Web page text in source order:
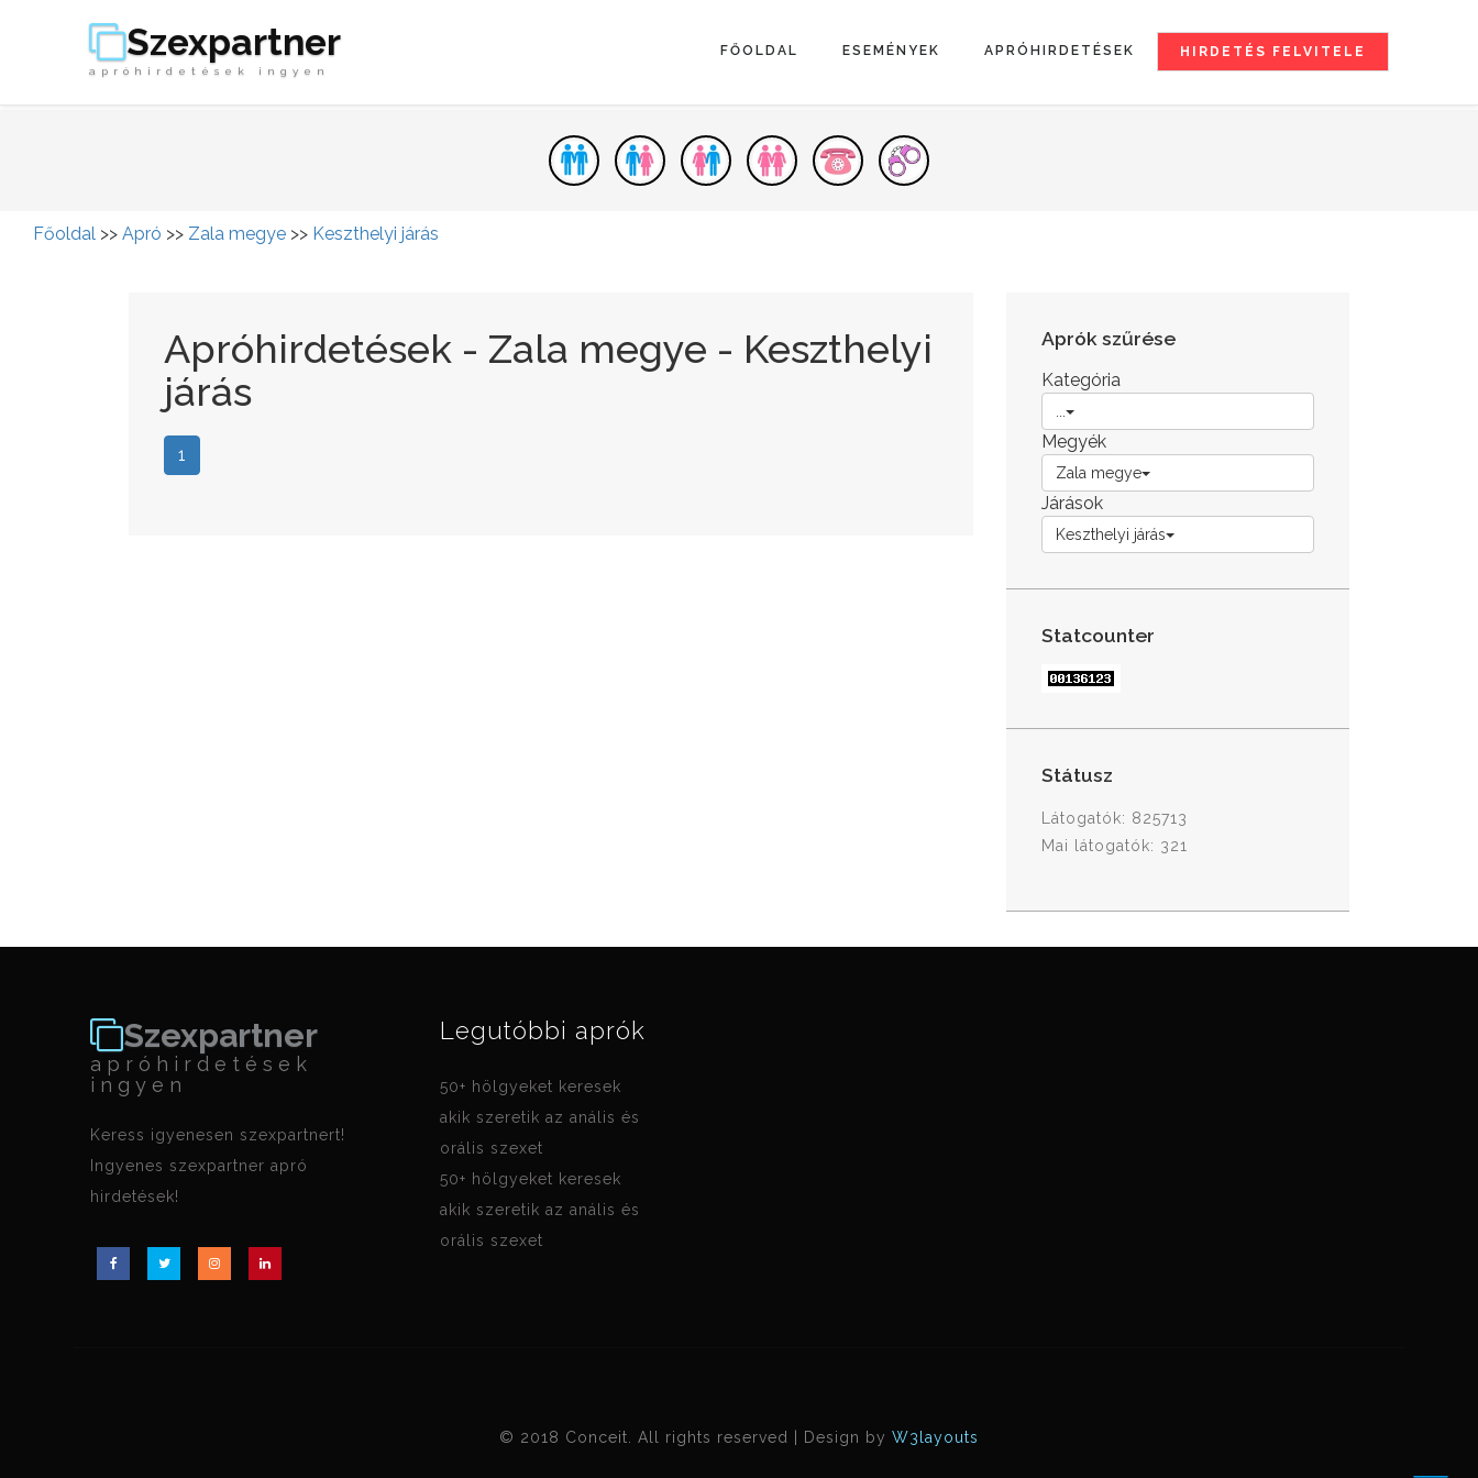
Szexpartner
apróhirdetések ingyen
HIRDETÉS FELVITELE
FŐOLDAL ESEMÉNYEK APRÓHIRDETÉSEK
Főoldal >> Apró >> Zala megye >> Keszthelyi járás
Apróhirdetések - Zala megye - Keszthelyi
járás
1
Aprók szűrése
Kategória
Megyék
Zala megye
Járások
Keszthelyi járás
Statcounter
Státusz
Látogatók: 825713
Mai látogatók: 321
Szexpartner
apróhirdetések
ingyen
Keress igyenesen szexpartnert!
Ingyenes szexpartner apró
hirdetések!
Legutóbbi aprók
50+ hölgyeket keresek
akik szeretik az anális és
orális szexet
50+ hölgyeket keresek
akik szeretik az anális és
orális szexet
© 2018 Conceit. All rights reserved | Design by W3layouts